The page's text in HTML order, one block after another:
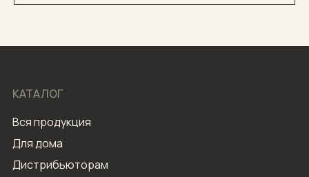
Вся продукция
Дистрибьюторам
Для дома
КАТАЛОГ